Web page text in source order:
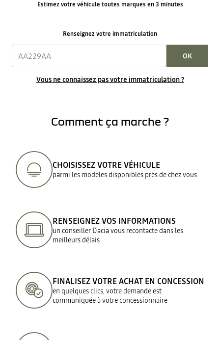
Estimez votre véhicule toutes marques en 3 minutes
Renseignez votre immatriculation
OK
Vous ne connaissez pas votre immatriculation ?
Comment ça marche ?
CHOISISSEZ VOTRE VÉHICULE
parmi les modèles disponibles près de chez vous
RENSEIGNEZ VOS INFORMATIONS
un conseiller Dacia vous recontacte dans les
meilleurs délais
FINALISEZ VOTRE ACHAT EN CONCESSION
en quelques clics, votre demande est
communiquée à votre concessionnaire